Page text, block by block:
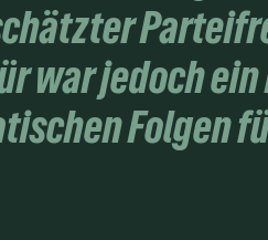
war jedoch
Folgen